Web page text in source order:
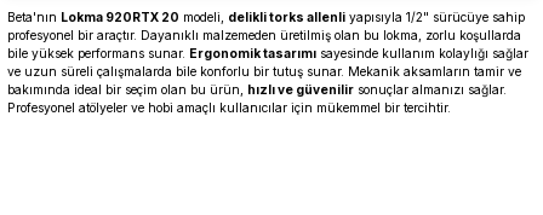
Beta'nın Lokma 920RTX 20 modeli, delikli torks allenli yapısıyla 1/2" sürücüye sahip
profesyonel bir araçtır. Dayanıklı malzemeden üretilmiş olan bu lokma, zorlu koşullarda
bile yüksek performans sunar. Ergonomik tasarımı sayesinde kullanım kolaylığı sağlar
ve uzun süreli çalışmalarda bile konforlu bir tutuş sunar. Mekanik aksamların tamir ve
bakımında ideal bir seçim olan bu ürün, hızlı ve güvenilir sonuçlar almanızı sağlar.
Profesyonel atölyeler ve hobi amaçlı kullanıcılar için mükemmel bir tercihtir.